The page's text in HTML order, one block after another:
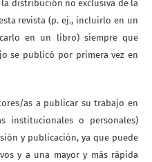
distribución no exclusiva de la
revista (p. ej., incluirlo en un
en un libro) siempre que
se publicó por primera vez en
as a publicar su trabajo en
institucionales o personales)
y publicación, ya que puede
y a una mayor y más rápida